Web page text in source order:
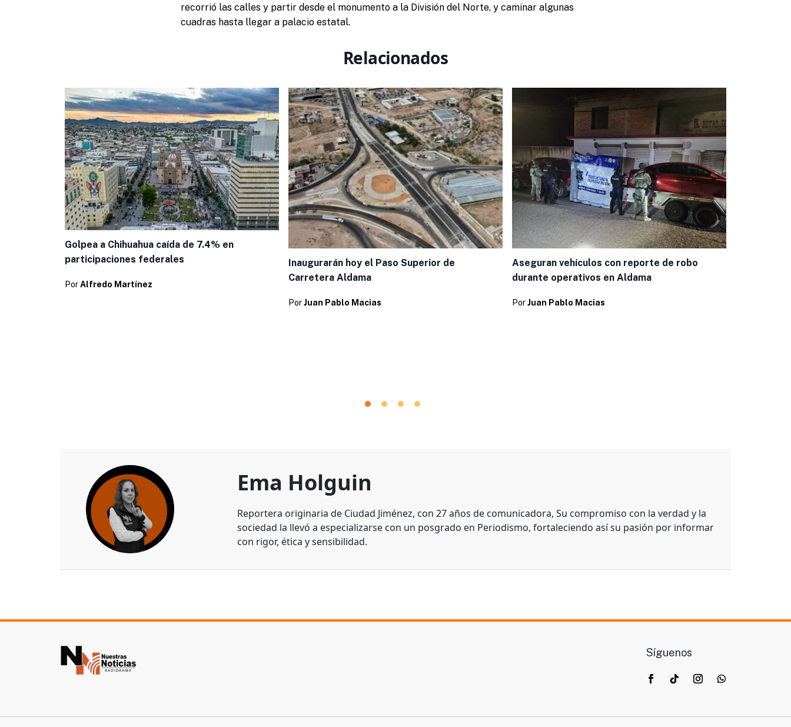
recorrió las calles y partir desde el monumento a la División del Norte, y caminar algunas
cuadras hasta llegar a palacio estatal.
Relacionados
Golpea a Chihuahua caída de 7.4% en
participaciones federales
PorAlfredo Martínez
Inaugurarán hoy el Paso Superior de
Carretera Aldama
PorJuan Pablo Macias
Aseguran vehículos con reporte de robo
durante operativos en Aldama
PorJuan Pablo Macias
Ema Holguin
Reportera originaria de Ciudad Jiménez, con 27 años de comunicadora, Su compromiso con la verdad y la
sociedad la llevó a especializarse con un posgrado en Periodismo, fortaleciendo así su pasión por informar
con rigor, ética y sensibilidad.
Síguenos